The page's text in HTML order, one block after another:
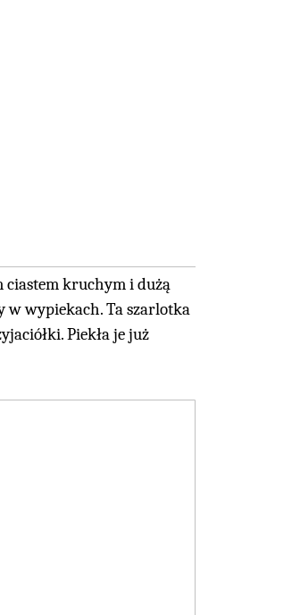
ciastem kruchym i dużą
w wypiekach. Ta szarlotka
Piekła je już